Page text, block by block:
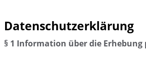
Datenschutzerklärung
§ 1 Information über die Erhebung